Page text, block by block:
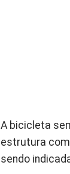
A bicicleta
estrutura
sendo